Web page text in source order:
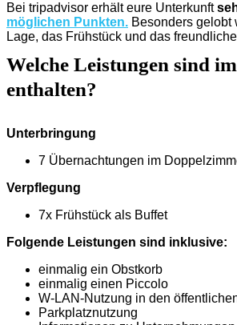
Bei tripadvisor erhält eure Unterkunft
möglichen Punkten. Besonders gelobt
Lage, das Frühstück und das
Welche Leistungen sind
enthalten?
Unterbringung
7 Übernachtungen im
Verpflegung
7x Frühstück als Buffet
Folgende Leistungen sind inklusive:
einmalig ein Obstkorb
einmalig einen Piccolo
W-LAN-Nutzung in den
Parkplatznutzung